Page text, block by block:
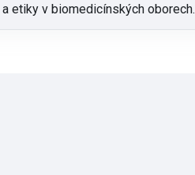
etiky v biomedicínských oborech.